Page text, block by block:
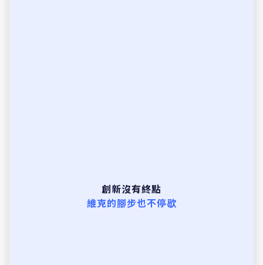
創新沒有終點
維克的腳步也不停歇